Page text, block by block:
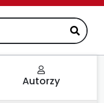
Autorzy